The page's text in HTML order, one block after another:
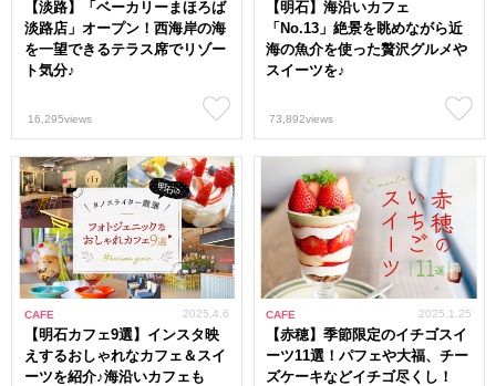
【淡路】「ベーカリーまほろば
淡路店」オープン！西海岸の海
を一望できるテラス席でリゾー
ト気分♪
16,295views
【明石】海沿いカフェ
「No.13」絶景を眺めながら近
海の魚介を使った贅沢グルメや
スイーツを♪
73,892views
CAFE
【明石カフェ9選】インスタ映
えするおしゃれなカフェ＆スイ
ーツを紹介♪海沿いカフェも
2025.4.6 CAFE
【赤穂】季節限定のイチゴスイ
ーツ11選！パフェや大福、チー
ズケーキなどイチゴ尽くし！
2025.1.25